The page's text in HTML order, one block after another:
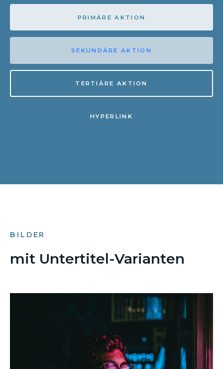
PRIMÄRE AKTION
SEKUNDÄRE AKTION
TERTIÄRE AKTION
HYPERLINK
BILDER
mit Untertitel-Varianten